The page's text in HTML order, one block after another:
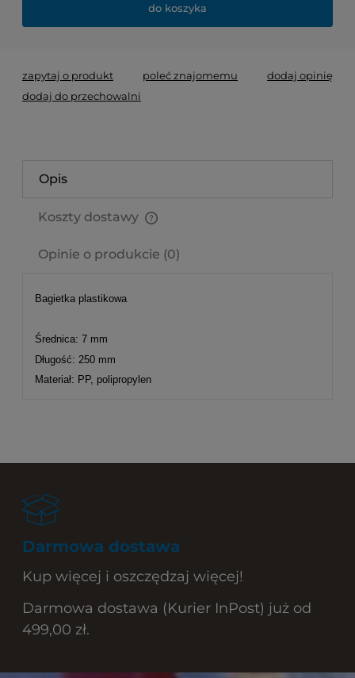
do koszyka
zapytaj o produkt poleć znajomemu
dodaj opinię
dodaj do przechowalni
Opis
Koszty dostawy
Opinie o produkcie (0)
Bagietka plastikowa
Średnica: 7 mm
Długość: 250 mm
Materiał: PP, polipropylen
Darmowa dostawa
Kup więcej i oszczędzaj więcej!
Darmowa dostawa (Kurier InPost) już od
499,00 zł.